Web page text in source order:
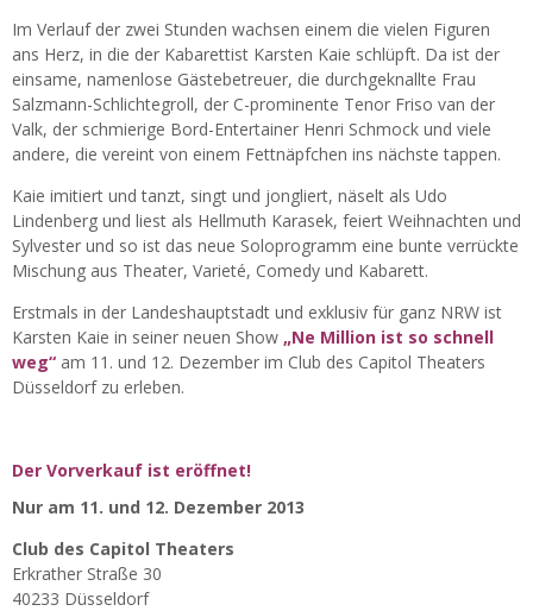
Im Verlauf der zwei Stunden wachsen einem die vielen Figuren
ans Herz, in die der Kabarettist Karsten Kaie schlüpft. Da ist der
einsame, namenlose Gästebetreuer, die durchgeknallte Frau
Salzmann-Schlichtegroll, der C-prominente Tenor Friso van der
Valk, der schmierige Bord-Entertainer Henri Schmock und viele
andere, die vereint von einem Fettnäpfchen ins nächste tappen.
Kaie imitiert und tanzt, singt und jongliert, näselt als Udo
Lindenberg und liest als Hellmuth Karasek, feiert Weihnachten und
Sylvester und so ist das neue Soloprogramm eine bunte verrückte
Mischung aus Theater, Varieté, Comedy und Kabarett.
Erstmals in der Landeshauptstadt und exklusiv für ganz NRW ist
Karsten Kaie in seiner neuen Show „Ne Million ist so schnell
weg“ am 11. und 12. Dezember im Club des Capitol Theaters
Düsseldorf zu erleben.
Der Vorverkauf ist eröffnet!
Nur am 11. und 12. Dezember 2013
Club des Capitol Theaters
Erkrather Straße 30
40233 Düsseldorf